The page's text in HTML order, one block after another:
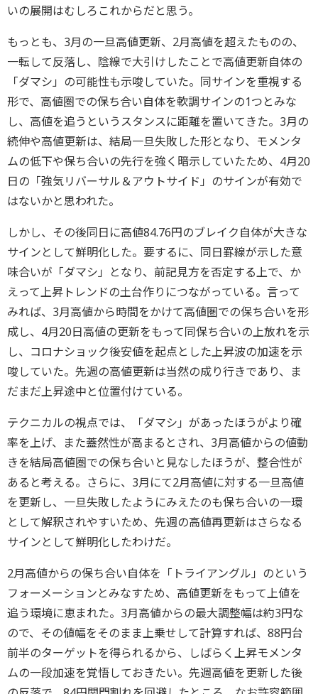
いの展開はむしろこれからだと思う。
もっとも、3月の一旦高値更新、2月高値を超えたものの、
一転して反落し、陰線で大引けしたことで高値更新自体の
「ダマシ」の可能性も示唆していた。同サインを重視する
形で、高値圏での保ち合い自体を軟調サインの1つとみな
し、高値を追うというスタンスに距離を置いてきた。3月の
続伸や高値更新は、結局一旦失敗した形となり、モメンタ
ムの低下や保ち合いの先行を強く暗示していたため、4月20
日の「強気リバーサル＆アウトサイド」のサインが有効で
はないかと思われた。
しかし、その後同日に高値84.76円のブレイク自体が大きな
サインとして鮮明化した。要するに、同日罫線が示した意
味合いが「ダマシ」となり、前記見方を否定する上で、か
えって上昇トレンドの土台作りにつながっている。言って
みれば、3月高値から時間をかけて高値圏での保ち合いを形
成し、4月20日高値の更新をもって同保ち合いの上放れを示
し、コロナショック後安値を起点とした上昇波の加速を示
唆していた。先週の高値更新は当然の成り行きであり、ま
だまだ上昇途中と位置付けている。
テクニカルの視点では、「ダマシ」があったほうがより確
率を上げ、また蓋然性が高まるとされ、3月高値からの値動
きを結局高値圏での保ち合いと見なしたほうが、整合性が
あると考える。さらに、3月にて2月高値に対する一旦高値
を更新し、一旦失敗したようにみえたのも保ち合いの一環
として解釈されやすいため、先週の高値再更新はさらなる
サインとして鮮明化したわけだ。
2月高値からの保ち合い自体を「トライアングル」のという
フォーメーションとみなすため、高値更新をもって上値を
追う環境に恵まれた。3月高値からの最大調整幅は約3円な
ので、その値幅をそのまま上乗せして計算すれば、88円台
前半のターゲットを得られるから、しばらく上昇モメンタ
ムの一段加速を覚悟しておきたい。先週高値を更新した後